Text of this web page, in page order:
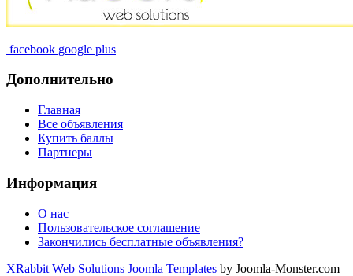
facebook google plus
Дополнительно
Главная
Все объявления
Купить баллы
Партнеры
Информация
О нас
Пользовательское соглашение
Закончились бесплатные объявления?
XRabbit Web Solutions Joomla Templates by Joomla-Monster.com